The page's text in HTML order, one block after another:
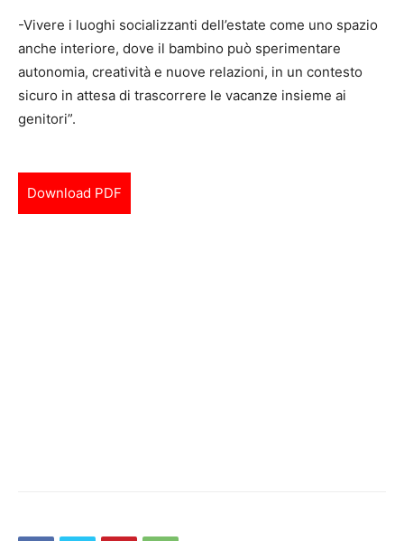
-Vivere i luoghi socializzanti dell’estate come uno spazio
anche interiore, dove il bambino può sperimentare
autonomia, creatività e nuove relazioni, in un contesto
sicuro in attesa di trascorrere le vacanze insieme ai
genitori”.
Download PDF